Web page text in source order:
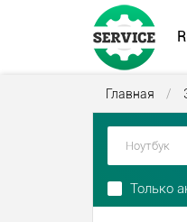
Главная /
Только